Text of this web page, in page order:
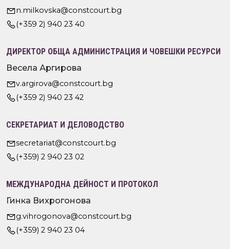
n.milkovska@constcourt.bg
(+359 2) 940 23 40
ДИРЕКТОР ОБЩА АДМИНИСТРАЦИЯ И ЧОВЕШКИ РЕСУРСИ
Весела Аргирова
v.argirova@constcourt.bg
(+359 2) 940 23 42
СЕКРЕТАРИАТ И ДЕЛОВОДСТВО
secretariat@constcourt.bg
(+359) 2 940 23 02
МЕЖДУНАРОДНА ДЕЙНОСТ И ПРОТОКОЛ
Гинка Вихрогонова
g.vihrogonova@constcourt.bg
(+359) 2 940 23 04